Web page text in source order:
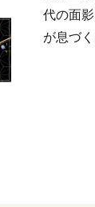
代の面
が息づ
飛騨高
グルメ